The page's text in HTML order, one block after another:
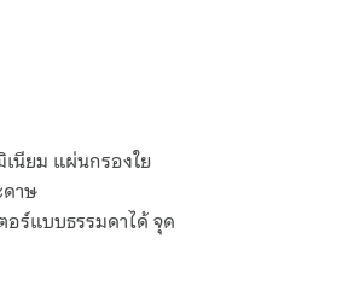
นียม แผ่นกรองใย
าษ
ร์แบบธรรมดาได้ จุด